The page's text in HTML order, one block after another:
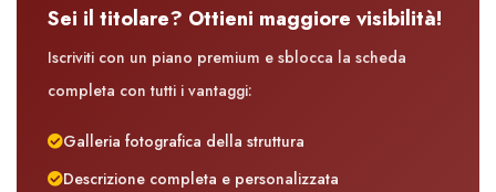
Sei il titolare? Ottieni maggiore visibilità!
Iscriviti con un piano premium e sblocca la scheda
completa con tutti i vantaggi:
Galleria fotografica della struttura
Descrizione completa e personalizzata